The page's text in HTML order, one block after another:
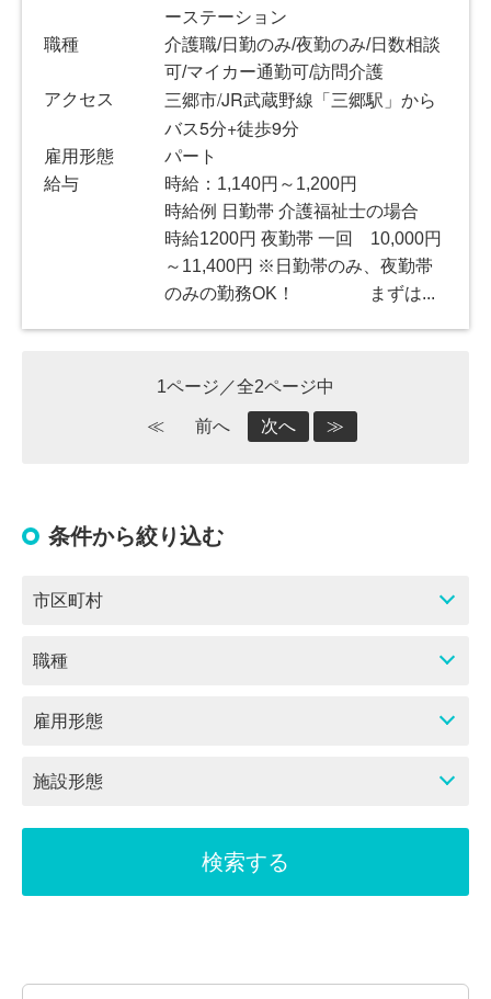
ーステーション
職種
介護職/日勤のみ/夜勤のみ/日数相談
可/マイカー通勤可/訪問介護
アクセス
三郷市/JR武蔵野線「三郷駅」から
バス5分+徒歩9分
雇用形態
パート
給与
時給：1,140円～1,200円
時給例 日勤帯 介護福祉士の場合
時給1200円 夜勤帯 一回 10,000円
～11,400円 ※日勤帯のみ、夜勤帯
のみの勤務OK！ まずは...
1ページ／全2ページ中
≪ 前へ 次へ ≫
条件から絞り込む
市区町村
職種
雇用形態
施設形態